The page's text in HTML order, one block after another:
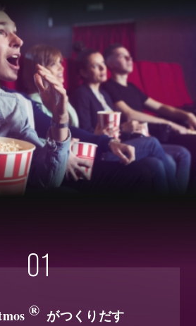
® がつくりだす